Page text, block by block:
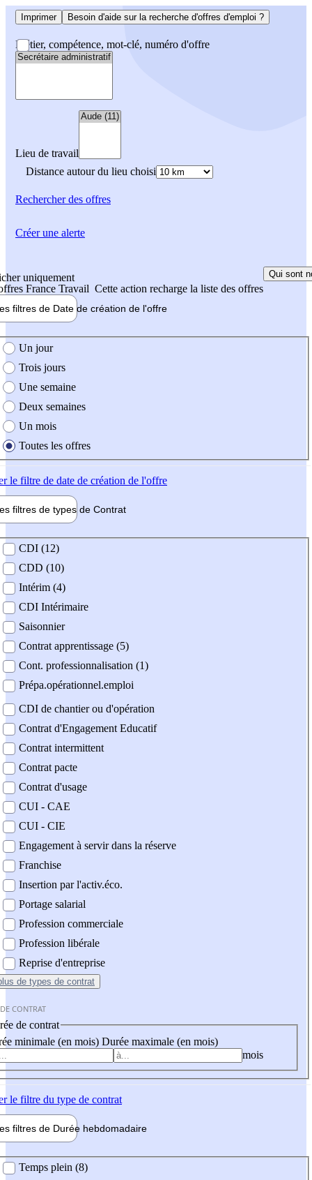
Imprimer Besoin d'aide sur la recherche d'offres d'emploi ?
Métier, compétence, mot-clé, numéro d'offre
Lieu de travail
Distance autour du lieu choisi
Rechercherdes offres
uniquement
France Travail Cette action recharge la liste des offres
Qui sont
filtres de Date de création de l'offre
création de l'offre
Un jour
Trois jours
Une semaine
Deux semaines
Un mois
Toutes les offres
le filtre de date de création de l'offre
filtres de types de Contrat
contrat
CDI (12)
CDD (10)
Intérim (4)
CDI Intérimaire
Saisonnier
Contrat apprentissage (5)
Cont. professionnalisation (1)
Prépa.opérationnel.emploi
CDI de chantier ou d'opération
Contrat d'Engagement Educatif
Contrat intermittent
Contrat pacte
Contrat d'usage
CUI - CAE
CUI - CIE
Engagement à servir dans la réserve
Franchise
Insertion par l'activ.éco.
Portage salarial
Profession commerciale
Profession libérale
Reprise d'entreprise
de types de contrat
CONTRAT
de contrat
minimale (en mois) Durée maximale (en mois)
mois
le filtre du type de contrat
filtres de Durée hebdomadaire
Temps plein (8)
Créer une alerte